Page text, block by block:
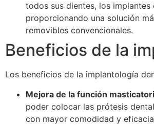
todos sus dientes, los
proporcionando una solución
removibles convencionales.
Beneficios de la
Los beneficios de la implantología
Mejora de la función
poder colocar las prótesis
con mayor comodidad y